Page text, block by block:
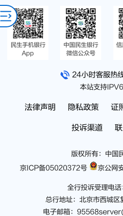
民生手机银行
App
中国民生银行
微信公众号
24小时客服热线
本站支持
法律声明 隐私政策 证
投诉渠道
版权所有：中国
京ICP备05020372号
京公网
全行投诉受理电
总行地址：北京市西城区
电子邮箱：